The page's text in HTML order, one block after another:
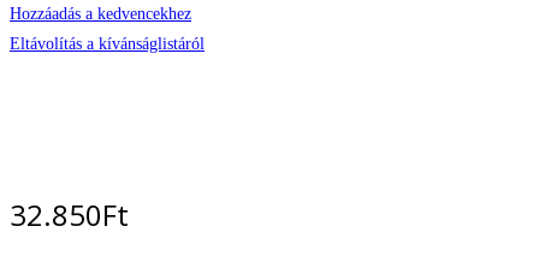
Hozzáadás a kedvencekhez
Eltávolítás a kívánságlistáról
32.850Ft